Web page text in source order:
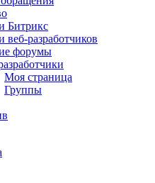
Битрикс
веб-разработчиков
форумы
Моя страница
Группы